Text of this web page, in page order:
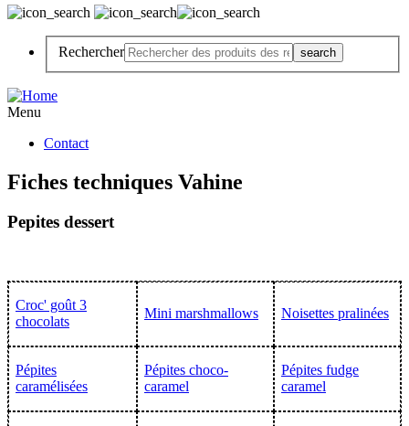
Rechercher
Menu
Contact
Fiches techniques Vahine
Pepites dessert
Croc' goût 3
chocolats
Mini marshmallows Noisettes pralinées
Pépites
caramélisées
Pépites choco-
caramel
Pépites fudge
caramel